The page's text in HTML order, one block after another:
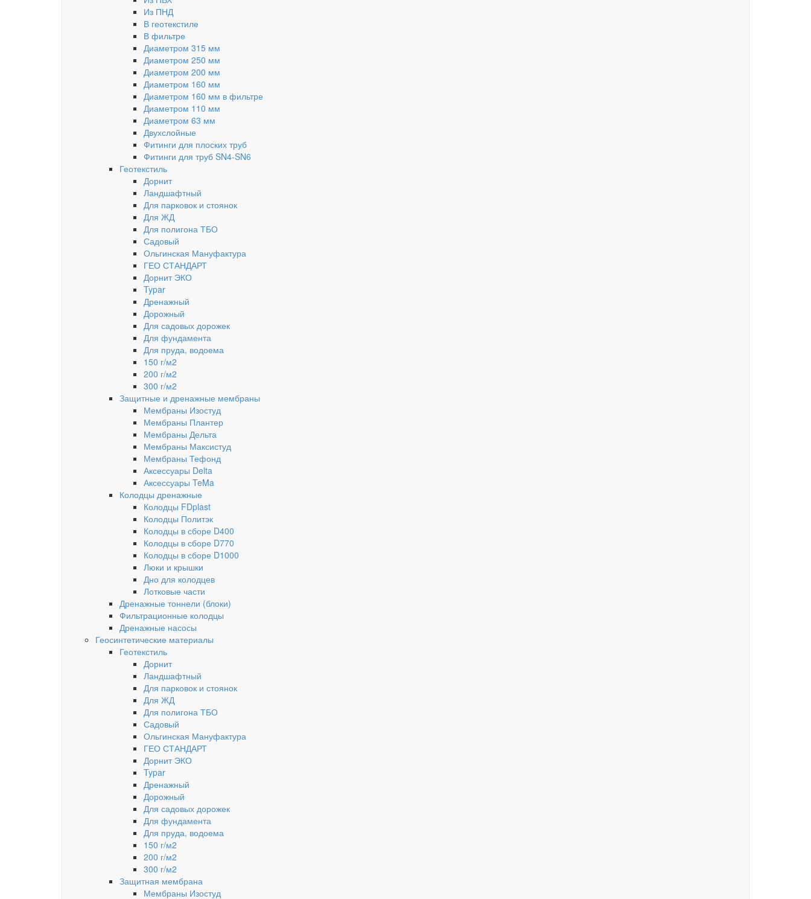
Из ПНД
В геотекстиле
В фильтре
Диаметром 315 мм
Диаметром 250 мм
Диаметром 200 мм
Диаметром 160 мм
Диаметром 160 мм в фильтре
Диаметром 110 мм
Диаметром 63 мм
Двухслойные
Фитинги для плоских труб
Фитинги для труб SN4-SN6
Геотекстиль
Дорнит
Ландшафтный
Для парковок и стоянок
Для ЖД
Для полигона ТБО
Садовый
Ольгинская Мануфактура
ГЕО СТАНДАРТ
Дорнит ЭКО
Typar
Дренажный
Дорожный
Для садовых дорожек
Для фундамента
Для пруда, водоема
150 г/м2
200 г/м2
300 г/м2
Защитные и дренажные мембраны
Мембраны Изостуд
Мембраны Плантер
Мембраны Дельта
Мембраны Максистуд
Мембраны Тефонд
Аксессуары Delta
Аксессуары TeMa
Колодцы дренажные
Колодцы FDplast
Колодцы Политэк
Колодцы в сборе D400
Колодцы в сборе D770
Колодцы в сборе D1000
Люки и крышки
Дно для колодцев
Лотковые части
Дренажные тоннели (блоки)
Фильтрационные колодцы
Дренажные насосы
Геосинтетические материалы
Геотекстиль
Дорнит
Ландшафтный
Для парковок и стоянок
Для ЖД
Для полигона ТБО
Садовый
Ольгинская Мануфактура
ГЕО СТАНДАРТ
Дорнит ЭКО
Typar
Дренажный
Дорожный
Для садовых дорожек
Для фундамента
Для пруда, водоема
150 г/м2
200 г/м2
300 г/м2
Защитная мембрана
Мембраны Изостуд